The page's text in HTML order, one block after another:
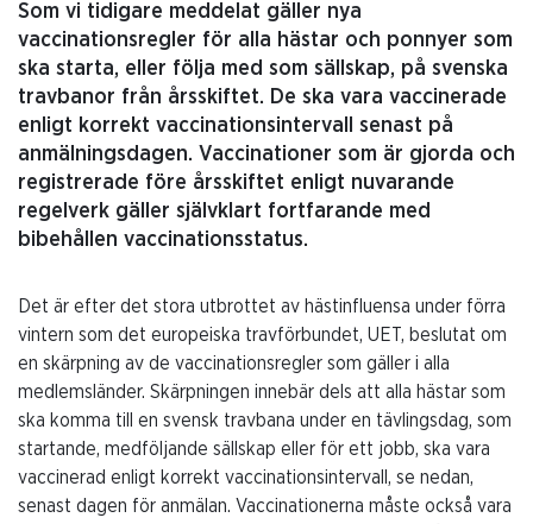
Som vi tidigare meddelat gäller nya
vaccinationsregler för alla hästar och ponnyer som
ska starta, eller följa med som sällskap, på svenska
travbanor från årsskiftet. De ska vara vaccinerade
enligt korrekt vaccinationsintervall senast på
anmälningsdagen. Vaccinationer som är gjorda och
registrerade före årsskiftet enligt nuvarande
regelverk gäller självklart fortfarande med
bibehållen vaccinationsstatus.
Det är efter det stora utbrottet av hästinfluensa under förra
vintern som det europeiska travförbundet, UET, beslutat om
en skärpning av de vaccinationsregler som gäller i alla
medlemsländer. Skärpningen innebär dels att alla hästar som
ska komma till en svensk travbana under en tävlingsdag, som
startande, medföljande sällskap eller för ett jobb, ska vara
vaccinerad enligt korrekt vaccinationsintervall, se nedan,
senast dagen för anmälan. Vaccinationerna måste också vara